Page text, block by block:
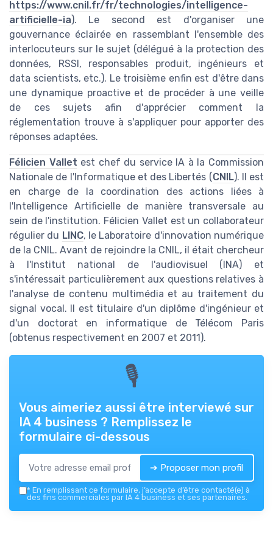
https://www.cnil.fr/fr/technologies/intelligence-
artificielle-ia). Le second est d'organiser une
gouvernance éclairée en rassemblant l'ensemble des
interlocuteurs sur le sujet (délégué à la protection des
données, RSSI, responsables produit, ingénieurs et
data scientists, etc.). Le troisième enfin est d'être dans
une dynamique proactive et de procéder à une veille
de ces sujets afin d'apprécier comment la
réglementation trouve à s'appliquer pour apporter des
réponses adaptées.
Félicien Vallet est chef du service IA à la Commission
Nationale de l'Informatique et des Libertés (CNIL). Il est
en charge de la coordination des actions liées à
l'Intelligence Artificielle de manière transversale au
sein de l'institution. Félicien Vallet est un collaborateur
régulier du LINC, le Laboratoire d'innovation numérique
de la CNIL. Avant de rejoindre la CNIL, il était chercheur
à l'Institut national de l'audiovisuel (INA) et
s'intéressait particulièrement aux questions relatives à
l'analyse de contenu multimédia et au traitement du
signal vocal. Il est titulaire d'un diplôme d'ingénieur et
d'un doctorat en informatique de Télécom Paris
(obtenus respectivement en 2007 et 2011).
🎙
Vous aimeriez aussi être interviewé sur
IA 4 business ? Remplissez le
formulaire ci-dessous
➔ Proposer mon profil
* En remplissant ce formulaire, j’accepte d’être contacté(e) à
des fins commerciales par IA 4 business et ses partenaires.